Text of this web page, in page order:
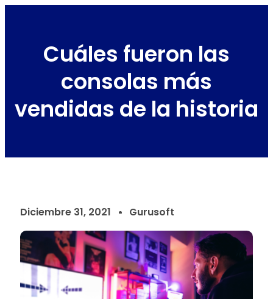
Cuáles fueron las
consolas más
vendidas de la historia
Diciembre 31, 2021 Gurusoft